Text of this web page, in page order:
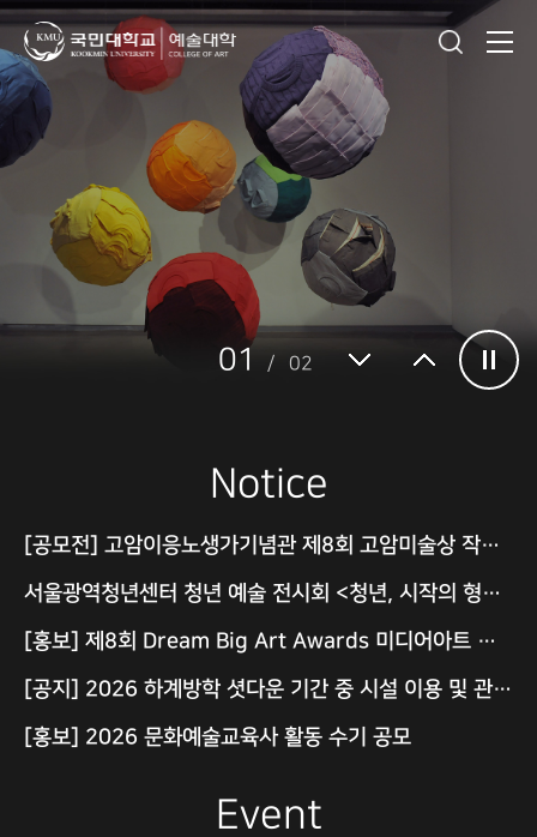
01 02
Notice
[공모전] 고암이응노생가기념관 제8회 고암미술상 작가공모 (~8.30)
서울광역청년센터 청년 예술 전시회 <청년, 시작의 형태> 안내
[홍보] 제8회 Dream Big Art Awards 미디어아트 공모전 개최
[공지] 2026 하계방학 셧다운 기간 중 시설 이용 및 관련 안내
[홍보] 2026 문화예술교육사 활동 수기 공모
Event